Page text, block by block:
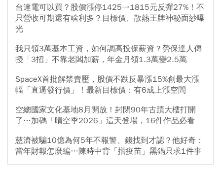
台達電可以買？股價漲停1425→1815元反彈27%！不
只營收可期還有啥利多？目標價、散熱王牌神秘面紗曝
光
我只領3萬基本工資，如何調高投保薪資？勞保達人傳
授「3招」不靠老闆加薪，年金月領1.3萬變2.5萬
SpaceX首批解禁賣壓，股價不跌反暴漲15%創最大漲
幅「直逼發行價」！最新目標價：有6成上漲空間
空總國家文化基地8月開放！封閉90年古蹟大樓打開
了…加碼「晴空季2026」這天登場，16件作品必看
慈濟被騙10億為何5年不報警、錢找到才認？他好奇：
當年財報怎麼編…陳時中背「擋疫苗」黑鍋只求1件事